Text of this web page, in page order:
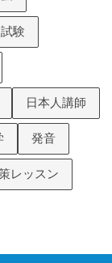
験
日本人講師
発音
レッスン